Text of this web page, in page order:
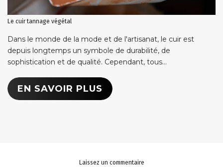
Le cuir tannage végétal
Dans le monde de la mode et de l'artisanat, le cuir est
depuis longtemps un symbole de durabilité, de
sophistication et de qualité. Cependant, tous...
EN SAVOIR PLUS
Laissez un commentaire